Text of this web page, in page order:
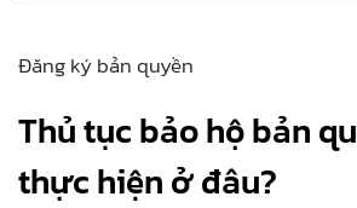
Đăng ký bản quyền
Thủ tục bảo hộ bản
thực hiện ở đâu?